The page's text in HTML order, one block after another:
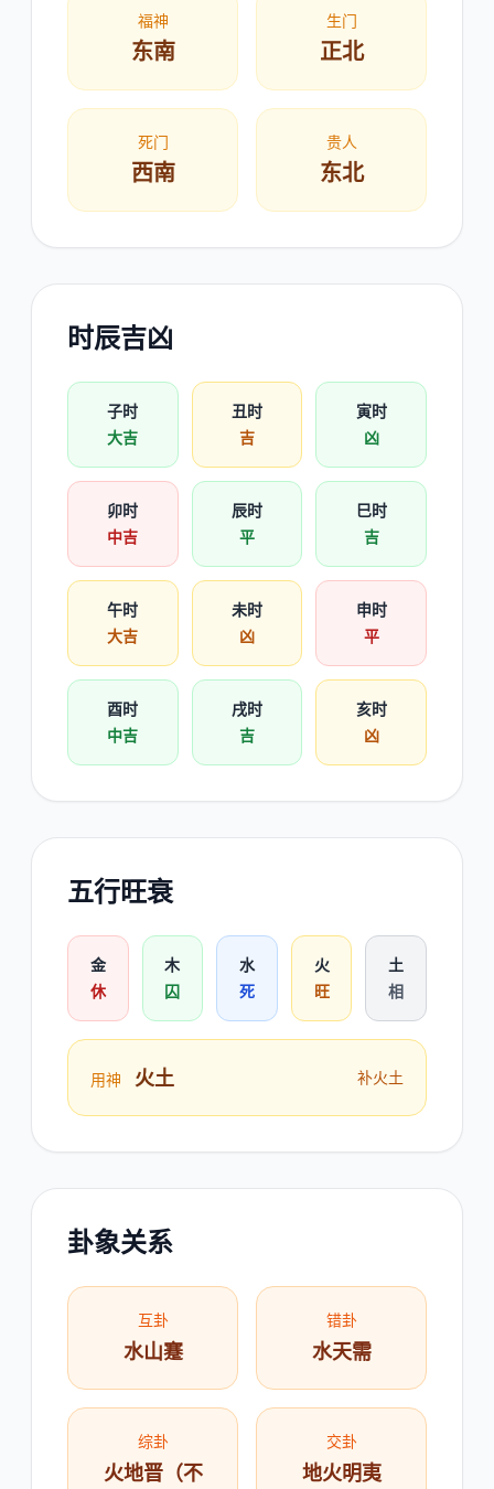
福神
东南
生门
正北
死门
西南
贵人
东北
时辰吉凶
子时
大吉
丑时
吉
寅时
凶
卯时
中吉
辰时
平
巳时
吉
午时
大吉
未时
凶
申时
平
酉时
中吉
戌时
吉
亥时
凶
五行旺衰
金
休
木
囚
水
死
火
旺
土
相
用神 火土 补火土
卦象关系
互卦
水山蹇
错卦
水天需
综卦
火地晋（不
交卦
地火明夷